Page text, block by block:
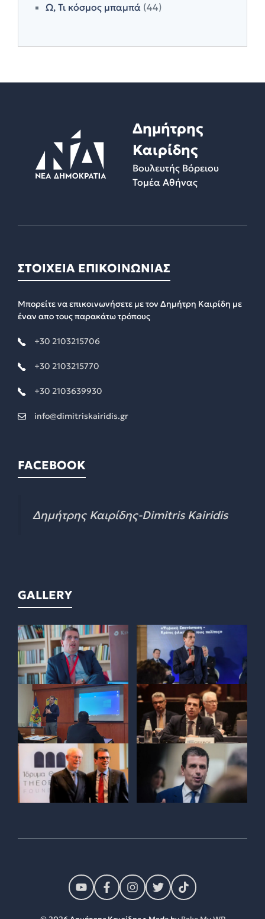
Ω, Τι κόσμος μπαμπά (44)
Δημήτρης
Καιρίδης
Βουλευτής Βόρειου
Τομέα Αθήνας
ΣΤΟΙΧΕΙΑ ΕΠΙΚΟΙΝΩΝΙΑΣ
Μπορείτε να επικοινωνήσετε με τον Δημήτρη Καιρίδη με
έναν απο τους παρακάτω τρόπους
+30 2103215706
+30 2103215770
+30 2103639930
info@dimitriskairidis.gr
FACEBOOK
Δημήτρης Καιρίδης-Dimitris Kairidis
GALLERY